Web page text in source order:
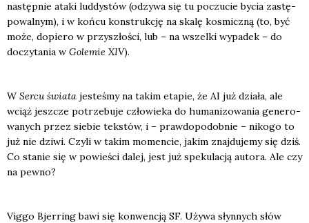
następ­nie ata­ki lud­dy­stów (odzy­wa się tu poczu­cie bycia zastę­
po­wal­nym), i w koń­cu kon­struk­cję na ska­lę kosmicz­ną (to, być
może, dopie­ro w przy­szło­ści, lub – na wszel­ki wypa­dek – do
doczy­ta­nia w Gole­mie XIV).
W Ser­cu świa­ta jeste­śmy na takim eta­pie, że AI już dzia­ła, ale
wciąż jesz­cze potrze­bu­je czło­wie­ka do huma­ni­zo­wa­nia gene­ro­
wa­nych przez sie­bie tek­stów, i – praw­do­po­dob­nie – niko­go to
już nie dzi­wi. Czy­li w takim momen­cie, jakim znaj­du­je­my się dziś.
Co sta­nie się w powie­ści dalej, jest już spe­ku­la­cją auto­ra. Ale czy
na pew­no?
Vig­go Bjer­ring bawi się kon­wen­cją SF. Uży­wa słyn­nych słów